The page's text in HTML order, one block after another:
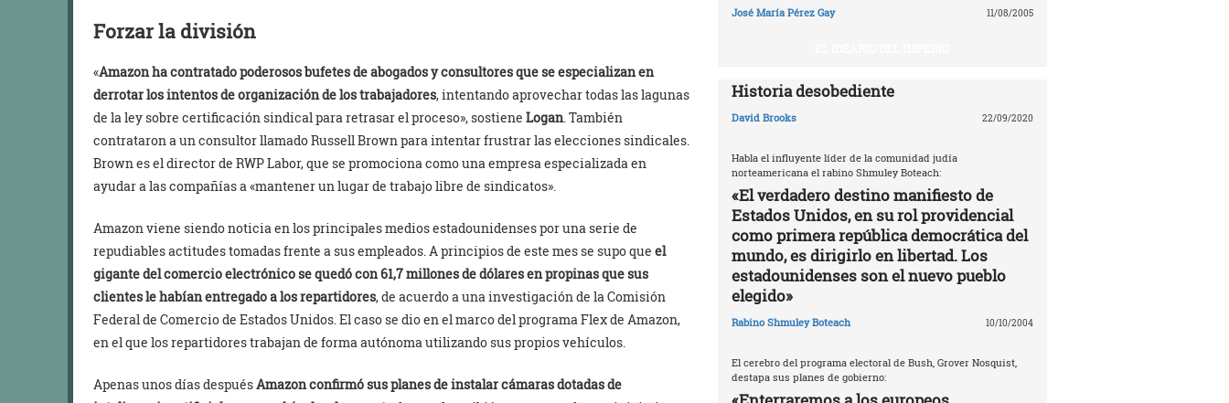
Forzar la división
«Amazonha contratado poderosos bufetes de abogados y consultores que se especializan en
derrotar los intentos de organización de los trabajadores, intentando aprovechar todas las lagunas
de la ley sobre certificación sindical para retrasar el proceso», sostiene Logan. También
contrataron a un consultor llamado Russell Brown para intentar frustrar las elecciones sindicales.
Brown es el director de RWP Labor, que se promociona como una empresa especializada en
ayudar a las compañías a «mantener un lugar de trabajo libre de sindicatos».
Amazon viene siendo noticia en los principales medios estadounidenses por una serie de
repudiables actitudes tomadas frente a sus empleados. A principios de este mes se supo que el
gigante del comercio electrónico se quedó con 61,7 millones de dólares en propinas que sus
clientes le habían entregado a los repartidores, de acuerdo a una investigación de la Comisión
Federal de Comercio de Estados Unidos. El caso se dio en el marco del programa Flex de Amazon,
en el que los repartidores trabajan de forma autónoma utilizando sus propios vehículos.
Apenas unos días despuésAmazon confirmó sus planes de instalar cámaras dotadas de
José María Pérez Gay 11/08/2005
Historia desobediente
David Brooks 22/09/2020
Habla el influyente líder de la comunidad judía
norteamericana el rabino Shmuley Boteach:
«El verdadero destino manifiesto de
Estados Unidos, en su rol providencial
como primera república democrática del
mundo, es dirigirlo en libertad. Los
estadounidenses son el nuevo pueblo
elegido»
Rabino Shmuley Boteach 10/10/2004
El cerebro del programa electoral de Bush, Grover Nosquist,
destapa sus planes de gobierno: